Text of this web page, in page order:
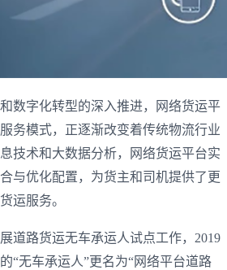
数字化转型的深入推进，‌网络货运平
务模式，‌正逐渐改变着传统物流行业
技术和大数据分析，‌网络货运平台实
与优化配置，‌为货主和司机提供了更
运服务。‌
道路货运无车承运人试点工作，2019
“无车承运人”更名为“网络平台道路